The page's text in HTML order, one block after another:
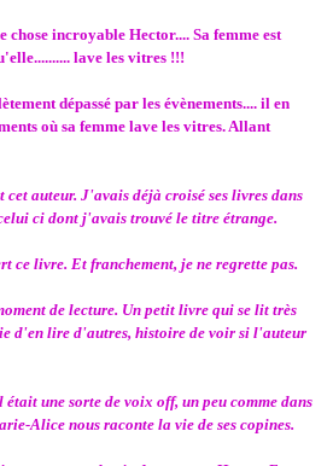
incroyable Hector.... Sa femme est
lave les vitres !!!
dépassé par les évènements.... il en
où sa femme lave les vitres. Allant
cet auteur. J'avais déjà croisé ses livres dans
ci dont j'avais trouvé le titre étrange.
ce livre. Et franchement, je ne regrette pas.
de lecture. Un petit livre qui se lit très
d'en lire d'autres, histoire de voir si l'auteur
une sorte de voix off, un peu comme dans
Alice nous raconte la vie de ses copines.